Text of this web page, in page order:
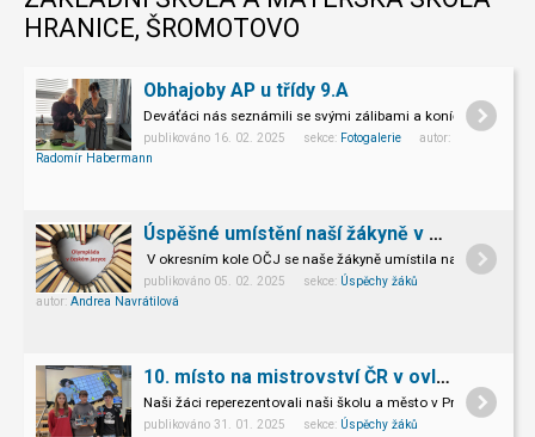
HRANICE, ŠROMOTOVO
Obhajoby AP u třídy 9.A
Deváťáci nás seznámili se svými zálibami a koníčky. Dne
publikováno 16. 02. 2025 sekce: Fotogalerie autor:
Radomír Habermann
Úspěšné umístění naší žákyně v okresním kole Olympiády v ČJ
V okresním kole OČJ se naše žákyně umístila na 8.-9. místě.
publikováno 05. 02. 2025 sekce: Úspěchy žáků
autor: Andrea Navrátilová
10. místo na mistrovství ČR v ovládání robota
Naši žáci reperezentovali naši školu a město v Praze na
publikováno 31. 01. 2025 sekce: Úspěchy žáků